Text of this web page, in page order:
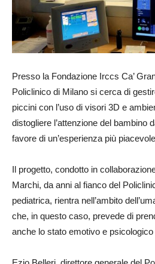
Presso la Fondazione Irccs Ca’
Policlinico di Milano si cerca di
piccini con l’uso di visori 3D e
distogliere l’attenzione del bambino
favore di un’esperienza più
Il progetto, condotto in
Marchi, da anni al fianco del
pediatrica, rientra nell’ambito
che, in questo caso, prevede di
anche lo stato emotivo e psicologico